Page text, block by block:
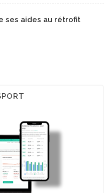
ses aides au rétrofit